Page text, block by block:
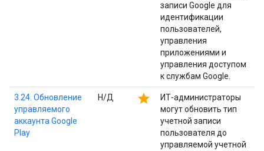
записи Google для
идентификации
пользователей,
управления
приложениями и
управления доступом
к службам Google.
3.24. Обновление
управляемого
аккаунта Google
Play
Н/Д star
ИТ-администраторы
могут обновить тип
учетной записи
пользователя до
управляемой учетной